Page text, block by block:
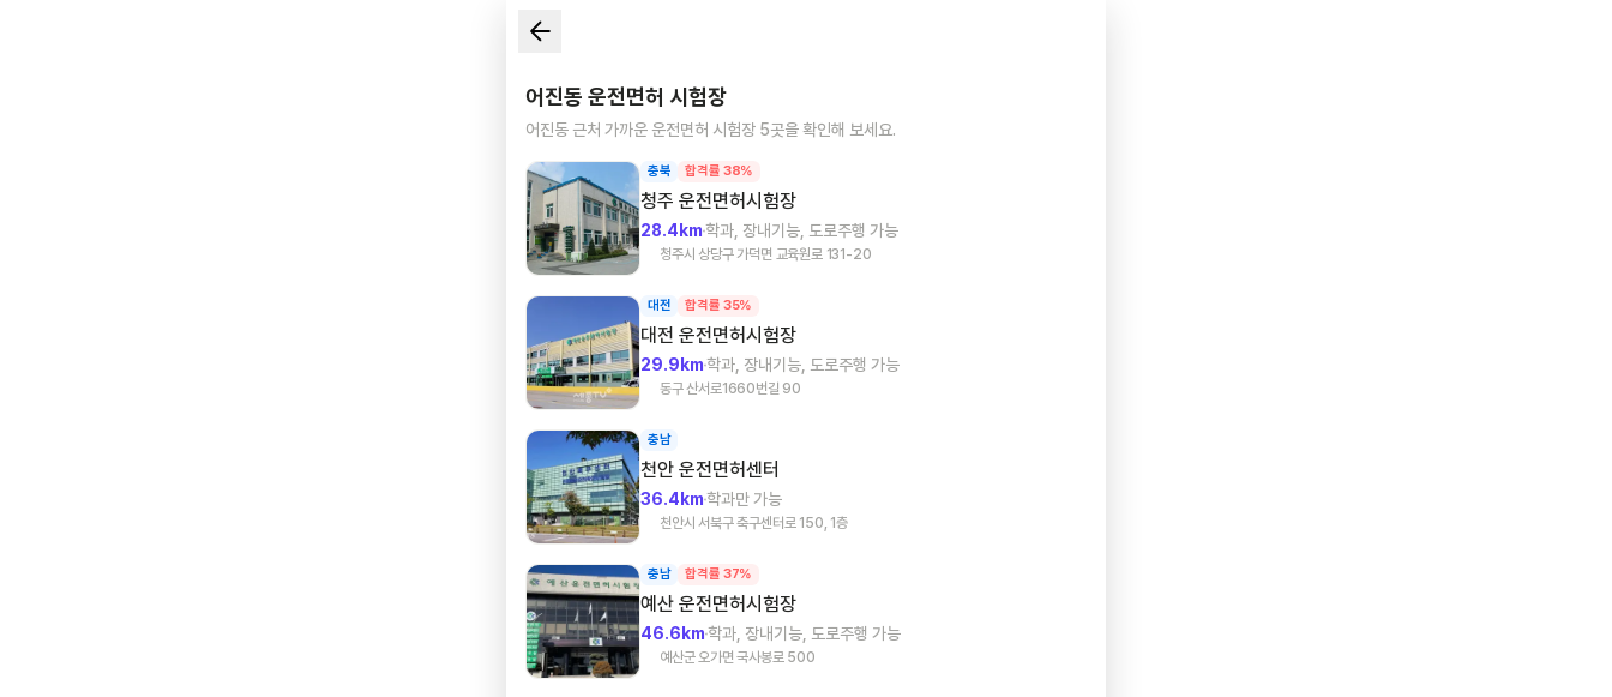
어진동 운전면허 시험장
어진동 근처 가까운 운전면허 시험장 5곳을 확인해 보세요.
충북 합격률 38%
청주 운전면허시험장
28.4km학과, 장내기능, 도로주행 가능
청주시 상당구 가덕면 교육원로 131-20
대전 합격률 35%
대전 운전면허시험장
29.9km학과, 장내기능, 도로주행 가능
동구 산서로1660번길 90
충남
천안 운전면허센터
36.4km학과만 가능
천안시 서북구 축구센터로 150, 1층
충남 합격률 37%
예산 운전면허시험장
46.6km학과, 장내기능, 도로주행 가능
예산군 오가면 국사봉로 500